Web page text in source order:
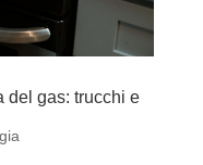
del gas: trucchi e